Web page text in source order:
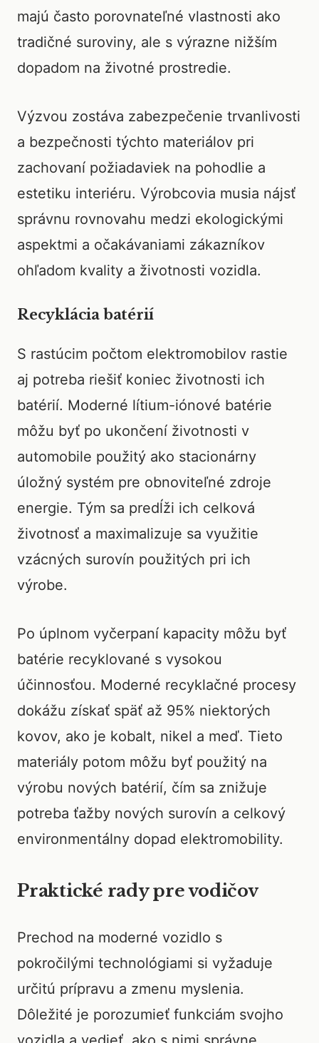
majú často porovnateľné vlastnosti ako
tradičné suroviny, ale s výrazne nižším
dopadom na životné prostredie.
Výzvou zostáva zabezpečenie trvanlivosti
a bezpečnosti týchto materiálov pri
zachovaní požiadaviek na pohodlie a
estetiku interiéru. Výrobcovia musia nájsť
správnu rovnovahu medzi ekologickými
aspektmi a očakávaniami zákazníkov
ohľadom kvality a životnosti vozidla.
Recyklácia batérií
S rastúcim počtom elektromobilov rastie
aj potreba riešiť koniec životnosti ich
batérií. Moderné lítium-iónové batérie
môžu byť po ukončení životnosti v
automobile použitý ako stacionárny
úložný systém pre obnoviteľné zdroje
energie. Tým sa predĺži ich celková
životnosť a maximalizuje sa využitie
vzácných surovín použitých pri ich
výrobe.
Po úplnom vyčerpaní kapacity môžu byť
batérie recyklované s vysokou
účinnosťou. Moderné recyklačné procesy
dokážu získať späť až 95% niektorých
kovov, ako je kobalt, nikel a meď. Tieto
materiály potom môžu byť použitý na
výrobu nových batérií, čím sa znižuje
potreba ťažby nových surovín a celkový
environmentálny dopad elektromobility.
Praktické rady pre vodičov
Prechod na moderné vozidlo s
pokročilými technológiami si vyžaduje
určitú prípravu a zmenu myslenia.
Dôležité je porozumieť funkciám svojho